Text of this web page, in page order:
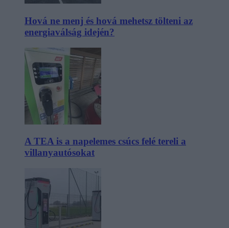
Hová ne menj és hová mehetsz tölteni az
energiaválság idején?
A TEA is a napelemes csúcs felé tereli a
villanyautósokat